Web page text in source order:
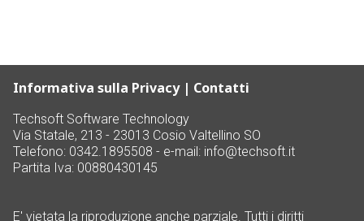
Informativa sulla Privacy| Contatti
Techsoft Software Technology
Via Statale, 213 - 23013 Cosio Valtellino SO
Telefono: 0342.1895508 - e-mail: info@techsoft.it
Partita Iva: 00880430145
E' vietata la riproduzione anche parziale. Tutti i diritti